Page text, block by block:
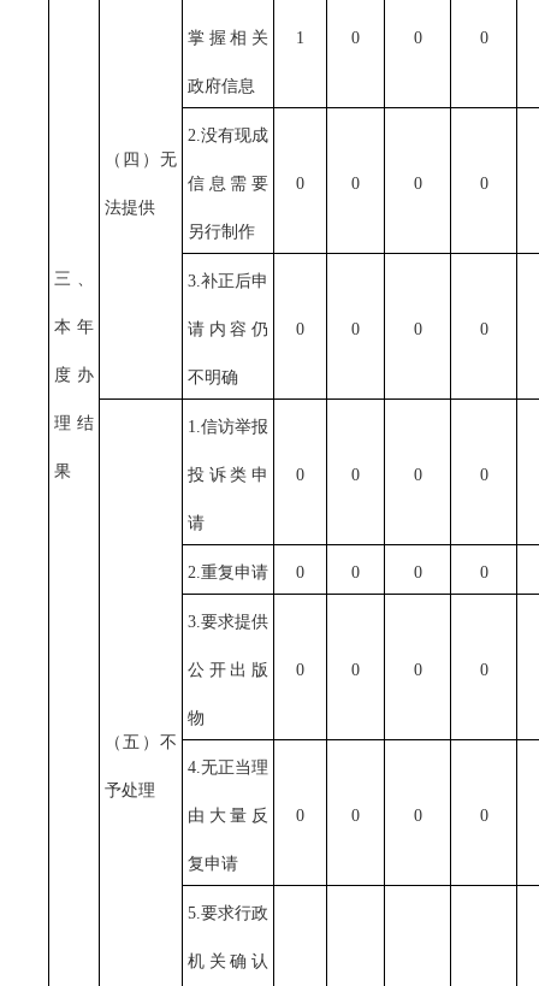
三、
本年
度办
理结
果
（四）无
法提供
掌握相关
政府信息
1 0 0 0
2.没有现成
信息需要
另行制作
0 0 0 0
3.补正后申
请内容仍
不明确
0 0 0 0
（五）不
予处理
1.信访举报
投诉类申
请
0 0 0 0
2.重复申请 0 0 0 0
3.要求提供
公开出版
物
0 0 0 0
4.无正当理
由大量反
复申请
0 0 0 0
5.要求行政
机关确认